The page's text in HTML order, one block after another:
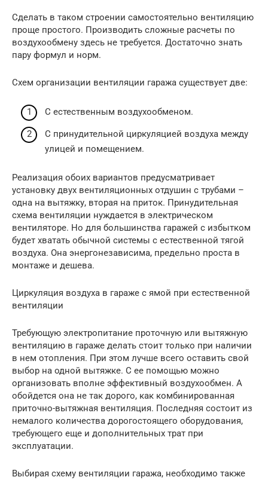
Сделать в таком строении самостоятельно вентиляцию
проще простого. Производить сложные расчеты по
воздухообмену здесь не требуется. Достаточно знать
пару формул и норм.
Схем организации вентиляции гаража существует две:
С естественным воздухообменом.
С принудительной циркуляцией воздуха между
улицей и помещением.
Реализация обоих вариантов предусматривает
установку двух вентиляционных отдушин с трубами –
одна на вытяжку, вторая на приток. Принудительная
схема вентиляции нуждается в электрическом
вентиляторе. Но для большинства гаражей с избытком
будет хватать обычной системы с естественной тягой
воздуха. Она энергонезависима, предельно проста в
монтаже и дешева.
Циркуляция воздуха в гараже с ямой при естественной
вентиляции
Требующую электропитание проточную или вытяжную
вентиляцию в гараже делать стоит только при наличии
в нем отопления. При этом лучше всего оставить свой
выбор на одной вытяжке. С ее помощью можно
организовать вполне эффективный воздухообмен. А
обойдется она не так дорого, как комбинированная
приточно-вытяжная вентиляция. Последняя состоит из
немалого количества дорогостоящего оборудования,
требующего еще и дополнительных трат при
эксплуатации.
Выбирая схему вентиляции гаража, необходимо также